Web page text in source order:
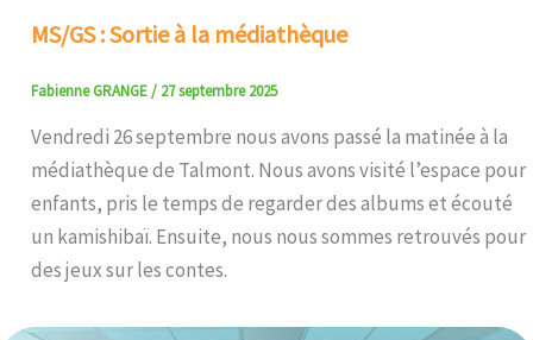
MS/GS : Sortie à la médiathèque
Fabienne GRANGE/ 27 septembre 2025
Vendredi 26 septembre nous avons passé la matinée à la
médiathèque de Talmont. Nous avons visité l’espace pour
enfants, pris le temps de regarder des albums et écouté
un kamishibaï. Ensuite, nous nous sommes retrouvés pour
des jeux sur les contes.